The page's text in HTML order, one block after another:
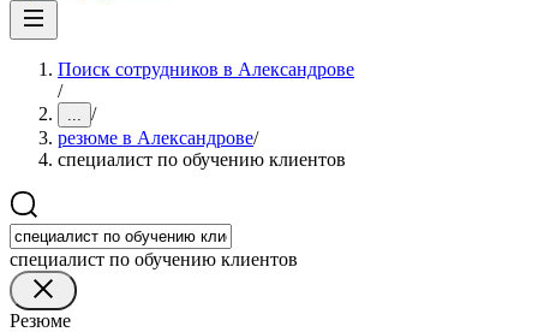
Поиск сотрудников в Александрове
/
... /
резюме в Александрове/
специалист по обучению клиентов
специалист по обучению клиентов
Резюме